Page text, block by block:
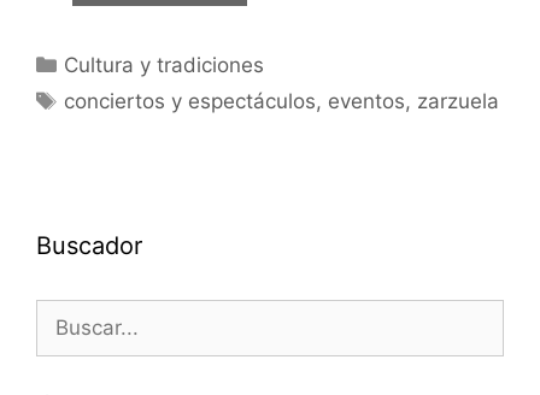
Cultura y tradiciones
conciertos y espectáculos, eventos, zarzuela
Buscador